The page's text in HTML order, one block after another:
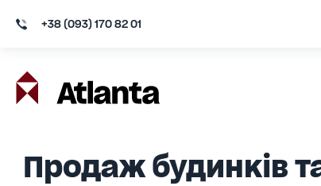
+38 (093) 170 82 01
Продаж будинків